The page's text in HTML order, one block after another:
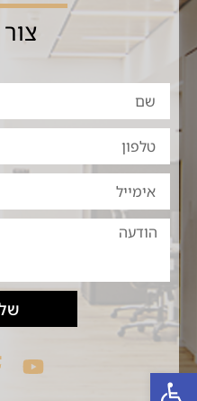
פתח סרגל נגישות